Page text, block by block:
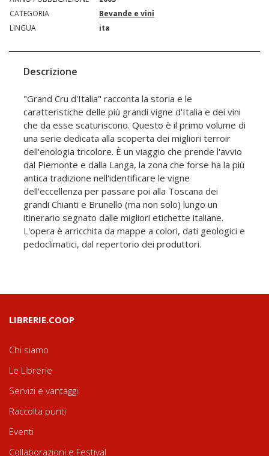
CATEGORIA
Bevande e vini
LINGUA
ita
Descrizione
"Grand Cru d'Italia" racconta la storia e le
caratteristiche delle più grandi vigne d'Italia e dei vini
che da esse scaturiscono. Questo è il primo volume di
una serie dedicata alla scoperta dei migliori terroir
dell'enologia tricolore. È un viaggio che prende l'avvio
dal Piemonte e dalla Langa, la zona che forse ha la più
antica tradizione nell'identificare le vigne
dell'eccellenza per passare poi alla Toscana dei
grandi Chianti e Brunello (ma non solo) lungo un
itinerario segnato dalle migliori etichette italiane.
L'opera è arricchita da mappe a colori, dati geologici e
pedoclimatici, dal repertorio dei produttori.
LIBRERIE.COOP
Chi siamo
Le Librerie
Servizi e vantaggi
Raccolta punti
Eventi
Collaborazioni e Festival